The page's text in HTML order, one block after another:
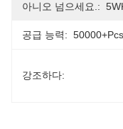
아니오 넘으세요.:
공급 능력:
강조하다: